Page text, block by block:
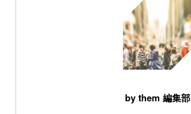
by them 編集部